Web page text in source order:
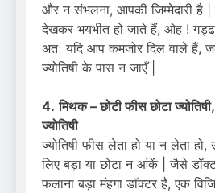
और न संभलना, आपकी जिम्मेदारी है
देखकर भयभीत हो जाते हैं, ओह !
अतः यदि आप कमजोर दिल वाले हैं,
ज्योतिषी के पास न जाएँ |
4. मिथक – छोटी फीस छोटा
ज्योतिषी
ज्योतिषी फीस लेता हो या न लेता
लिए बड़ा या छोटा न आंकें | जैसे
फलाना बड़ा मंहगा डॉक्टर है, एक